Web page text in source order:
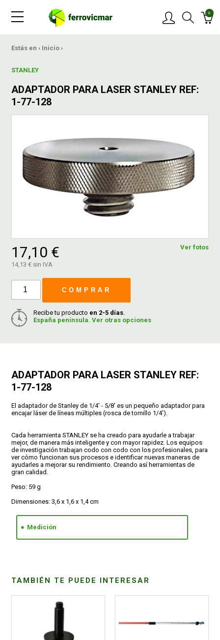
0
Estás en › Inicio ›
STANLEY
ADAPTADOR PARA LASER STANLEY REF:
1-77-128
Ver fotos
17,10 €
14,13 € sin IVA
COMPRAR
Recibe tu producto en 2-5 días.
España península. Ver otras opciones
ADAPTADOR PARA LASER STANLEY REF:
1-77-128
El adaptador de Stanley de 1/4' - 5/8' es un pequeño adaptador para
encajar láser de líneas múltiples (rosca de tornillo 1/4').
Cada herramienta STANLEY se ha creado para ayudarle a trabajar
mejor, de manera más inteligente y con mayor rapidez. Los equipos
de investigación trabajan codo con codo con los profesionales, para
ver cómo funcionan sus procesos e identificar nuevas maneras de
ayudarles a mejorar su rendimiento. Creando así herramientas de
gran calidad.
Peso: 59 g
Dimensiones: 3,6 x 1,6 x 1,4 cm
Medición
TAMBIÉN TE PUEDE INTERESAR
NOVEDADES
BLOG
CONTACTAR
DESPIECE
CATÁLOGOS
GUÍAS
ENVÍOS
DEVOLUCIONES
FORMAS DE PAGO
CONDICIONES